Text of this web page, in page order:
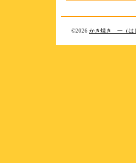
©2026 かき焼き 一（は